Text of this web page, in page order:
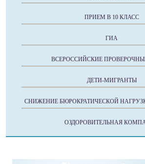
ПРИЕМ В 10 КЛАСС
ГИА
ВСЕРОССИЙСКИЕ
ДЕТИ-МИГРАНТЫ
СНИЖЕНИЕ БЮРОКРАТИЧЕСКОЙ
ОЗДОРОВИТЕЛЬНАЯ